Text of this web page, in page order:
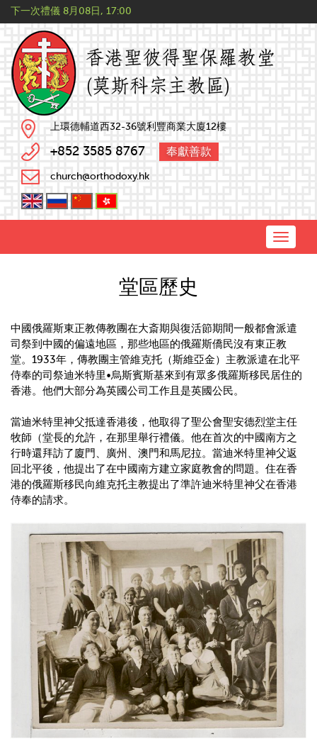
下一次禮儀 8月08日, 17:00
上環德輔道西32-36號利豐商業大廈12樓
+852 3585 8767 奉獻善款
church@orthodoxy.hk
Toggle
堂區歷史
中國俄羅斯東正教傳教團在大斎期與復活節期間一般都會派遣
司祭到中國的偏遠地區，那些地區的俄羅斯僑民沒有東正教
堂。 1933年，傳教團主管維克托（斯維亞金）主教派遣在北平
侍奉的司祭迪米特里•烏斯賓斯基來到有眾多俄羅斯移民居住的
香港。他們大部分為英國公司工作且是英國公民。
當迪米特里神父抵達香港後，他取得了聖公會聖安德烈堂主任
牧師（堂長的允許，在那里舉行禮儀。他在首次的中國南方之
行時還拜訪了廈門、廣州、澳門和馬尼拉。當迪米特里神父返
回北平後，他提出了在中國南方建立家庭教會的問題。住在香
港的俄羅斯移民向維克托主教提出了準許迪米特里神父在香港
侍奉的請求。